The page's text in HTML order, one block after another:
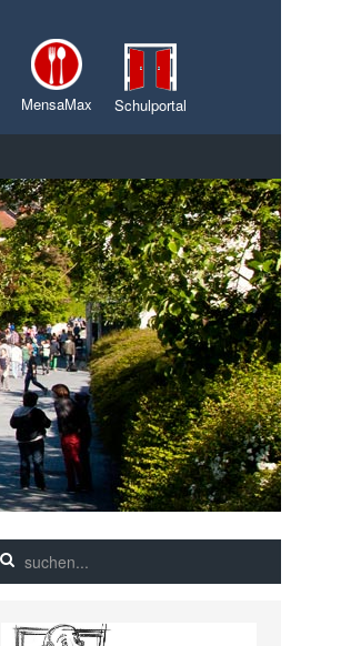
MensaMax Schulportal